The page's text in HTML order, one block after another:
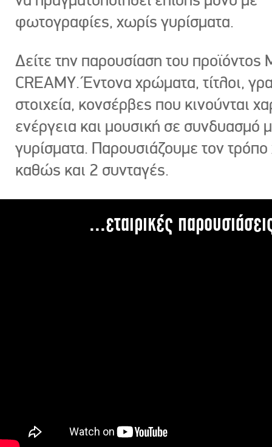
φωτογραφίες, χωρίς γυρίσματα.
Δείτε την παρουσίαση του προϊόντος
CREAMY. Έντονα χρώματα, τίτλοι,
στοιχεία, κονσέρβες που κινούνται
ενέργεια και μουσική σε συνδυασμό
γυρίσματα. Παρουσιάζουμε τον
καθώς και 2 συνταγές.
...εταιρικές